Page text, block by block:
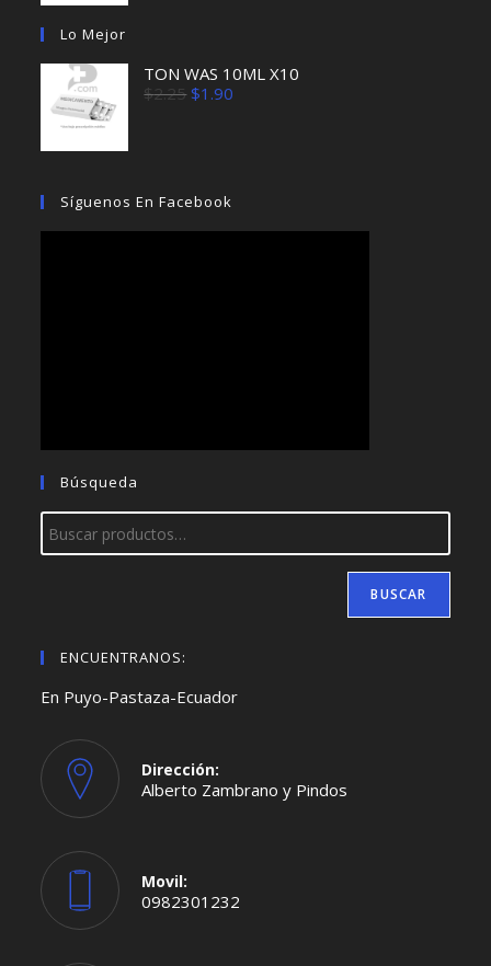
Lo Mejor
TON WAS 10ML X10
$2.25El
precio
$1.90
Síguenos En Facebook
Búsqueda
BUSCAR
ENCUENTRANOS:
En Puyo-Pastaza-Ecuador
Dirección:
Alberto Zambrano y Pindos
Movil:
0982301232